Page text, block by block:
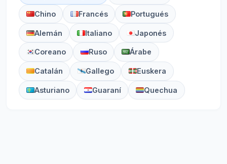
Chino Francés Portugués
Alemán Italiano Japonés
Coreano Ruso Árabe
Catalán Gallego Euskera
Asturiano Guaraní Quechua